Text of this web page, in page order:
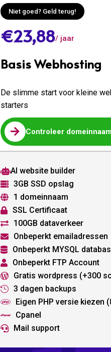
Niet goed? Geld terug!
€23,88/ jaar
Basis Webhosting
De slimme start voor kleine
starters
 Controleer
AI website builder
 3GB SSD opslag
 1 domeinnaam
 SSL Certificaat
 100GB dataverkeer
 Onbeperkt emailadressen
 Onbeperkt MYSQL
 Onbeperkt FTP Account
 Gratis wordpress (+300
 3 dagen backups
 Eigen PHP versie kiezen
 Cpanel
 Mail support